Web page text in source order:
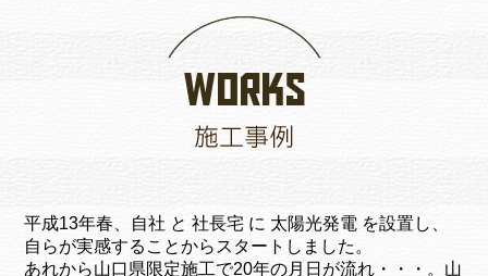
平成13年春、自社 と 社長宅 に 太陽光発電 を設置し、
自らが実感することからスタートしました。
あれから山口県限定施工で20年の月日が流れ・・・。山